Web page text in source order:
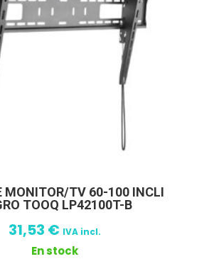
MONITOR/TV 60-100 INCLI
TOOQ LP42100T-B
31,53 € IVA incl.
En stock